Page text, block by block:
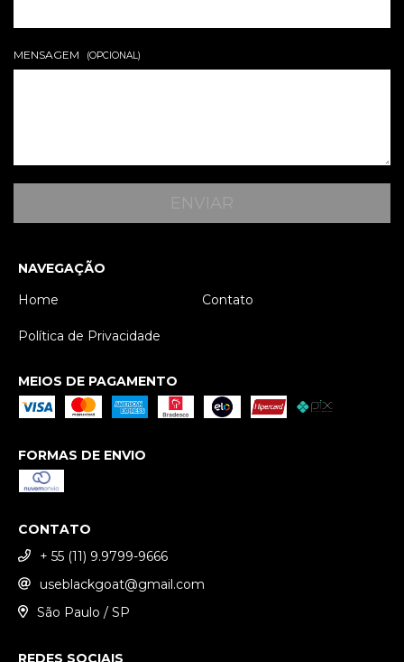
MENSAGEM (OPCIONAL)
NAVEGAÇÃO
Home
Contato
Política de Privacidade
MEIOS DE PAGAMENTO
FORMAS DE ENVIO
CONTATO
+ 55 (11) 9.9799-9666
useblackgoat@gmail.com
São Paulo / SP
REDES SOCIAIS